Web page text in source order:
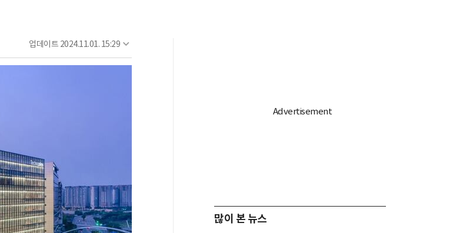
업데이트 2024.11.01. 15:29
많이 본 뉴스